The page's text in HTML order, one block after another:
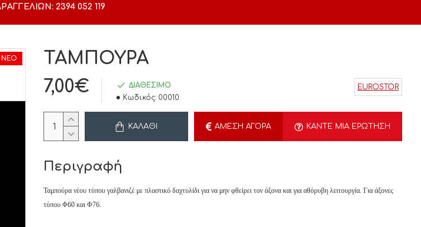
2394 052 119
ΝΈΟ
ΤΑΜΠΟΥΡΑ
7,00€
ΔΙΑΘΈΣΙΜΟ
Κωδικός: 00010
EUROSTOR
ΚΑΛΆΘΙ ΆΜΕΣΗ ΑΓΟΡΆ ΚΆΝΤΕ ΜΙΑ ΕΡΏΤΗΣΗ
Περιγραφή
Ταμπούρα νέου τύπου γαλβανιζέ με πλαστικό δαχτυλίδι για να μην φθείρει τον άξονα και για αθόρυβη λειτουργία. Για άξονες
τύπου Φ60 και Φ76.